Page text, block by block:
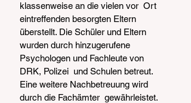
klassenweise an die vielen vor  Ort
eintreffenden besorgten Eltern
überstellt. Die Schüler und Eltern
wurden durch hinzugerufene
Psychologen und Fachleute von
DRK, Polizei  und Schulen betreut.
Eine weitere Nachbetreuung wird
durch die Fachämter  gewährleistet.